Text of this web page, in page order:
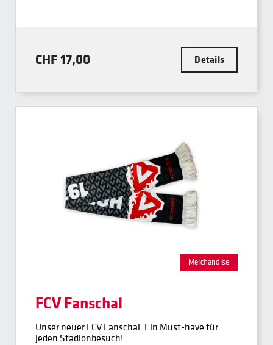
CHF 17,00 Details
Merchandise
FCV Fanschal
Unser neuer FCV Fanschal. Ein Must-have für
jeden Stadionbesuch!